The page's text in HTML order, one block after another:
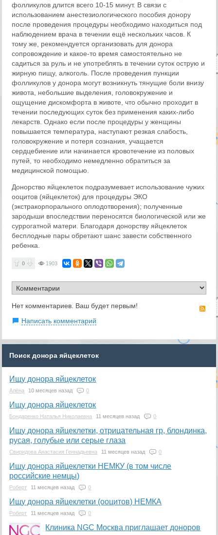
фолликулов длится всего 10-15 минут. В связи с
использованием анестезиологического пособия донору
после проведения процедуры необходимо находиться под
наблюдением врача в течении ещё нескольких часов. К
тому же, рекомендуется организовать для донора
сопровождение и какое-то время самостоятельно не
садиться за руль и не употреблять в течении суток острую и
жирную пищу, алкоголь. После проведения пункции
фолликулов у донора могут возникнуть тянущие боли внизу
живота, небольшие выделения, головокружение и
ощущение дискомфорта в животе, что обычно проходит в
течении последующих суток без применения каких-либо
лекарств. Однако если после процедуры у женщины
повышается температура, наступают резкая слабость,
головокружение и потеря сознания, учащается
сердцебиение или начинается кровотечение из половых
путей, то необходимо немедленно обратиться за
медицинской помощью.
Донорство яйцеклеток подразумевает использование чужих
ооцитов (яйцеклеток) для процедуры ЭКО
(экстракорпорального оплодотворения); полученные
зародыши впоследствии переносятся биологической или же
суррогатной матери. Благодаря донорству яйцеклеток
бесплодные пары обретают шанс завести собственного
ребенка.
0 1903
Нет комментариев. Ваш будет первым!
Написать комментарий
Поиск донора яйцеклеток
Ищу донора яйцеклеток
Алёна 10 месяцев назад 0
Ищу донора яйцеклеток
Бондаренко Наталья Николаевна 11 месяцев назад 0
Ищу донора яйцеклетки, отрицательная гр, блондинка,
русая, голубые или серые глаза
Свиридова Анастасия Геннадьевна 11 месяцев назад 0
Ищу донора яйцеклетки НЕМКУ (в том числе
российские немцы)
Роберт 11 месяцев назад 0
Ищу донора яйцеклетки (ооцитов) НЕМКА
Роберт 11 месяцев назад 0
Клиника NGC Москва приглашает доноров